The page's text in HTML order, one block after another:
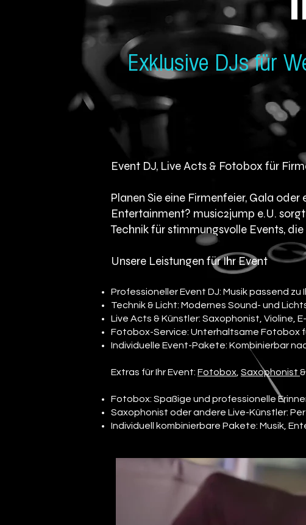
Exklusive DJs für
Event DJ, Live Acts & Fotobox für
Planen Sie eine Firmenfeier, Gala
Entertainment? music2jump e.U.
Technik für stimmungsvolle Events,
Unsere Leistungen für Ihr Event
Professioneller Event DJ: Musik passend zu
Technik & Licht: Modernes Sound- und
Live Acts & Künstler: Saxophonist, Violine,
Fotobox-Service: Unterhaltsame Fotobox
Individuelle Event-Pakete: Kombinierbar
Extras für Ihr Event: Fotobox Saxophonist
Fotobox: Spaßige und professionelle
Saxophonist oder andere Live-Künstler:
Individuell kombinierbare Pakete: Musik,